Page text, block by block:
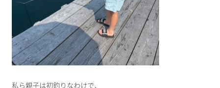
私ら親子は初釣りなわけで、